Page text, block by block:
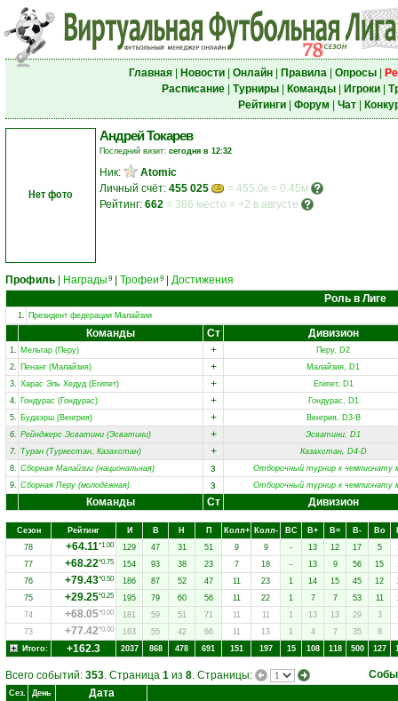
Главная| Новости| Онлайн| Правила| Опросы|
Расписание| Турниры| Команды| Игроки|
Рейтинги| Форум Чат|
Нет фото
Андрей Токарев
Последний визит: сегодня в 12:32
Ник:
Atomic
Личный счёт: 455 025
= 455.0к = 0.45м
Рейтинг: 662 = 386 место = +2 в августе
Профиль Награды 9 Трофеи 9
Достижения
Роль в Лиге
1. Президент федерации Малайзии
Команды Ст Дивизион
1. Мельгар (Перу) +
Перу, D2
2. Пенанг (Малайзия) +
Малайзия, D1
3. Харас Эль Хедуд (Египет) +
Египет, D1
4. Гондурас (Гондурас) +
Гондурас, D1
5. Будаэрш (Венгрия) +
Венгрия, D3-B
6. Рейнджерс Эсватини (Эсватини) +
Эсватини, D1
7. Туран (Туркестан, Казахстан) +
Казахстан, D4-D
8. Сборная Малайзии (национальная) з
Отборочный турнир к чемпионату
9. Сборная Перу (молодёжная) з Отборочный турнир к чемпионату
Команды Ст Дивизион
Сезон Рейтинг И В Н П Колл+ Колл- ВC В+ В= В- Вo
78
+64.11*1.00 129 47 31 51 9 9 - 13 12 17 5
77
+68.22*0.75 154 93 38 23 7 18 - 13 9 56 15
76
+79.43*0.50 186 87 52 47 11 23 1 14 15 45 12
75
+29.25*0.25 195 79 60 56 11 22 1 7 7 53 11
74
+68.05*0.00 181 59 51 71 11 11 1 13 13 29 3
73
+77.42*0.00 163 55 42 66 11 13 1 4 7 35 8
Итого:
+162.3 2037 868 478 691 151 197 15 108 118 500 127
Всего событий: 353. Страница 1 из 8. Страницы:
Сез. День Дата